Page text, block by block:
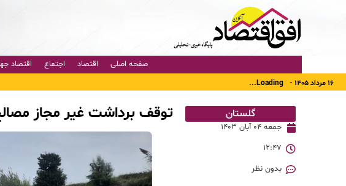
صفحه اصلی اقتصاد اجتماع اقتصاد
۱۶ مرداد ۱۴۰۵ - Loading...
گلستان
جمعه ۰۴ آبان ۱۴۰۳
۱۲:۴۷
بدون نظر
توقف برداشت غیر مجاز